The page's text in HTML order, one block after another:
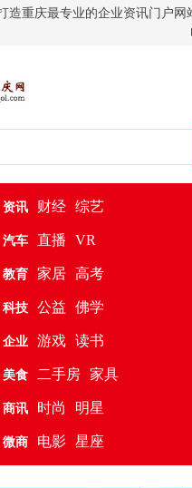
造重庆最专业的企业资讯门户网
资讯 财经 综艺
汽车 直播 VR
教育 家居 高考
科技 公益 佛学
企业 游戏 读书
美食 二手房 家具
商讯 时尚 明星
微商 电影 星座